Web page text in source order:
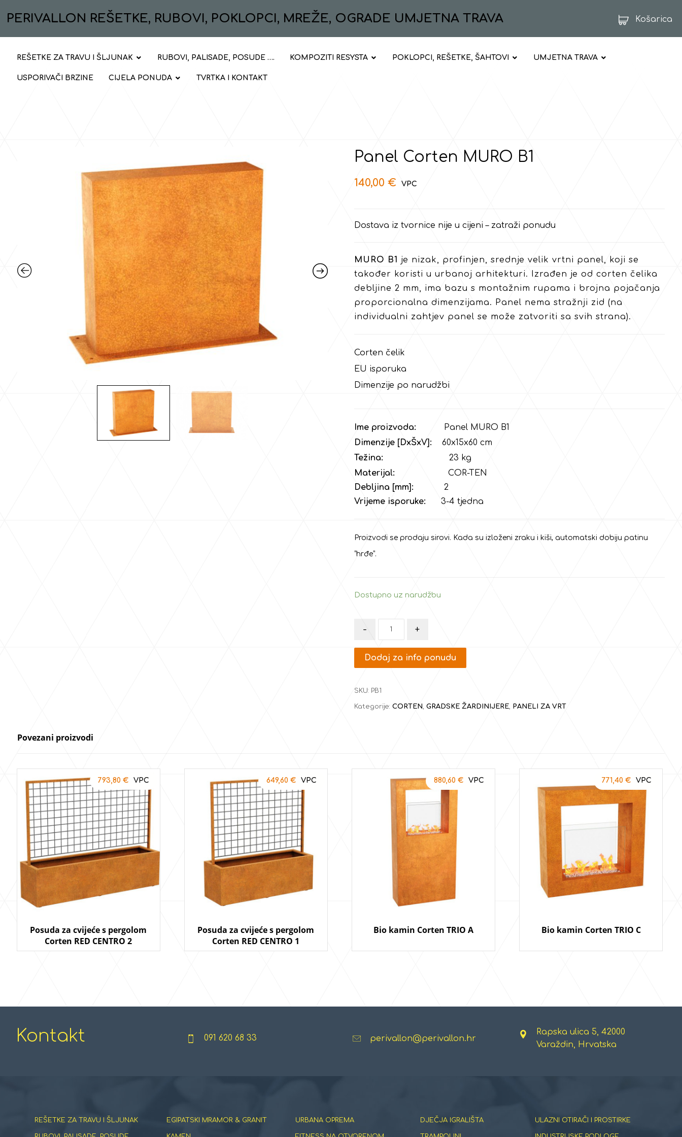
PERIVALLON REŠETKE, RUBOVI, POKLOPCI, MREŽE, OGRADE UMJETNA TRAVA Košarica
REŠETKE ZA TRAVU I ŠLJUNAK RUBOVI, PALISADE, POSUDE …. KOMPOZITI RESYSTA POKLOPCI, REŠETKE, ŠAHTOVI UMJETNA TRAVA
USPORIVAČI BRZINE CIJELA PONUDA TVRTKA I KONTAKT
Panel Corten MURO B1
140,00 €
Dostava iz tvornice nije u cijeni – zatraži ponudu
MURO B1 je nizak, profinjen, srednje velik vrtni panel, koji se
također koristi u urbanoj arhitekturi. Izrađen je od corten čelika
debljine 2 mm, ima bazu s montažnim rupama i brojna pojačanja
proporcionalna dimenzijama. Panel nema stražnji zid (na
individualni zahtjev panel se može zatvoriti sa svih strana).
Corten čelik
EU isporuka
Dimenzije po narudžbi
Ime proizvoda:
Panel MURO B1
Dimenzije [DxŠxV]: 60x15x60 cm
Težina:
23 kg
Materijal:
COR-TEN
Debljina [mm]:
2
Vrijeme isporuke:
3-4 tjedna
Proizvodi se prodaju sirovi. Kada su izloženi zraku i kiši, automatski dobiju patinu
“hrđe”.
Dostupno uz narudžbu
- +
Dodaj za info ponudu
SKU: PB1
Kategorije: CORTEN, GRADSKE ŽARDINIJERE, PANELI ZA VRT
Povezani proizvodi
Posuda za cvijeće s pergolom
Corten RED CENTRO 2
793,80€
Posuda za cvijeće s pergolom
Corten RED CENTRO 1
649,60€
Bio kamin Corten TRIO A
880,60€
Bio kamin Corten TRIO C
771,40€
Kontakt 091 620 68 33 perivallon@perivallon.hr
Rapska ulica 5, 42000
Varaždin, Hrvatska
REŠETKE ZA TRAVU I ŠLJUNAK EGIPATSKI MRAMOR & GRANIT URBANA OPREMA DJEČJA IGRALIŠTA ULAZNI OTIRAČI I PROSTIRKE